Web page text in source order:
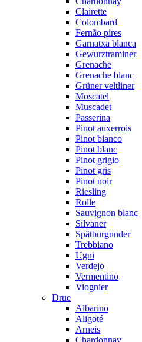
Clairette
Colombard
Fernão pires
Garnatxa blanca
Gewurztraminer
Grenache
Grenache blanc
Grüner veltliner
Moscatel
Muscadet
Passerina
Pinot auxerrois
Pinot bianco
Pinot blanc
Pinot grigio
Pinot gris
Pinot noir
Riesling
Rolle
Sauvignon blanc
Silvaner
Spätburgunder
Trebbiano
Ugni
Verdejo
Vermentino
Viognier
Drue
Albarino
Aligoté
Arneis
Chardonnay